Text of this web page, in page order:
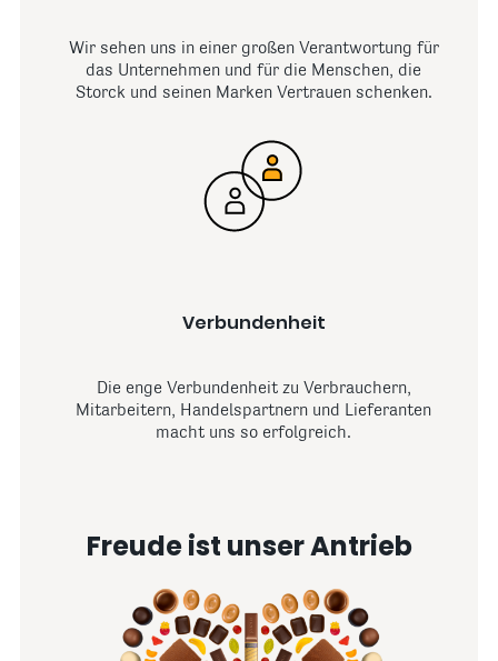
Wir sehen uns in einer großen Verantwortung für
das Unternehmen und für die Menschen, die
Storck und seinen Marken Vertrauen schenken.
Verbundenheit
Die enge Verbundenheit zu Verbrauchern,
Mitarbeitern, Handelspartnern und Lieferanten
macht uns so erfolgreich.
Freude ist unser Antrieb